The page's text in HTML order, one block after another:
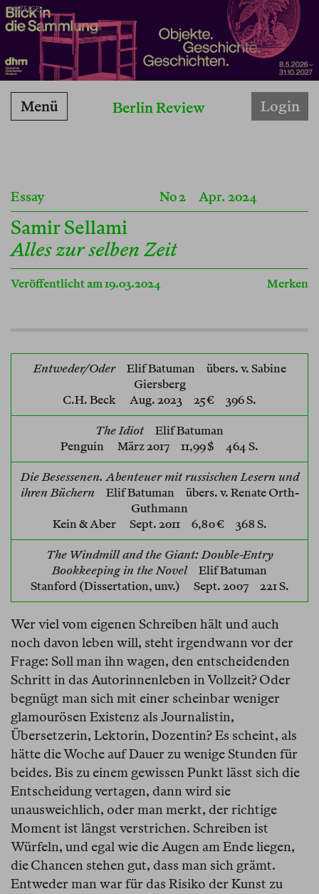
ANZEIGE
Berlin Review
Menü Login
Essay No 2 Apr. 2024
Samir Sellami
Alles zur selben Zeit
Veröffentlicht am 19.03.2024 Merken
Entweder/Oder Elif Batuman
übers. v. Sabine
Giersberg
C.H. Beck
Aug. 2023 25 € 396 S.
The Idiot
Elif Batuman
Penguin
März 2017 11,99 $ 464 S.
Die Besessenen. Abenteuer mit russischen Lesern und
ihren Büchern
Elif Batuman
übers. v. Renate Orth-
Guthmann
Kein & Aber
Sept. 2011 6,80 € 368 S.
The Windmill and the Giant: Double-Entry
Bookkeeping in the Novel
Elif Batuman
Stanford (Dissertation, unv.)
Sept. 2007 221 S.
Wer viel vom eigenen Schreiben hält und auch
noch davon leben will, steht irgendwann vor der
Frage: Soll man ihn wagen, den entscheidenden
Schritt in das Autorinnenleben in Vollzeit? Oder
begnügt man sich mit einer scheinbar weniger
glamourösen Existenz als Journalistin,
Übersetzerin, Lektorin, Dozentin? Es scheint, als
hätte die Woche auf Dauer zu wenige Stunden für
beides. Bis zu einem gewissen Punkt lässt sich die
Entscheidung vertagen, dann wird sie
unausweichlich, oder man merkt, der richtige
Moment ist längst verstrichen. Schreiben ist
Würfeln, und egal wie die Augen am Ende liegen,
die Chancen stehen gut, dass man sich grämt.
Entweder man war für das Risiko der Kunst zu